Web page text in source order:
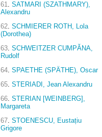
61.SATMARI (SZATHMARY),
Alexandru
62.SCHMIERER ROTH, Lola
(Dorothea)
63.SCHWEITZER CUMPĂNA,
Rudolf
64.SPAETHE (SPÄTHE), Oscar
65.STERIADI, Jean Alexandru
66.STERIAN [WEINBERG],
Margareta
67.STOENESCU, Eustațiu
Grigore